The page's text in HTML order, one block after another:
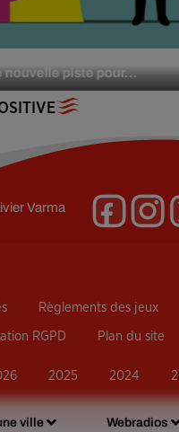
ville Webradios
nouvelle piste pour...
Varma
Règlements des jeux
RGPD Plan du site
2025 2024